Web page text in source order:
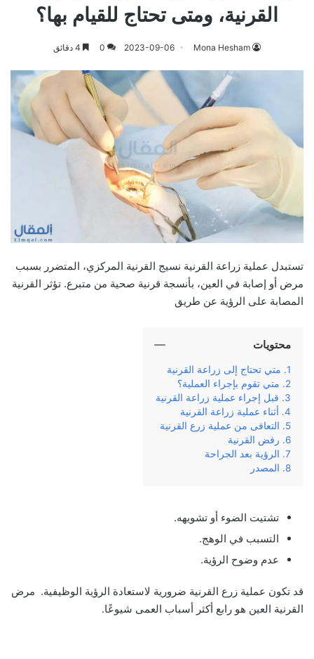
القرنية، ومتى تحتاج للقيام بها؟
Mona Hesham
2023-09-06
0
تستبدل عملية زراعة القرنية نسيج القرنية المركزي، المتضرر بسبب
مرض أو إصابة في العين، بأنسجة قرنية صحية من متبرع. تؤثر القرنية
المصابة على الرؤية عن طريق
محتويات
متي تحتاج إلى زراعة القرنية
متي تقوم بإجراء العملية؟
قبل إجراء عملية زراعة القرنية
أثناء عملية زراعة القرنية
التعافى من عملية زرع القرنية
رفض القرنية
الرؤية بعد الجراحة
المصدر
تشتيت الضوء أو تشويهه.
التسبب في الوهج.
عدم وضوح الرؤية.
قد تكون عملية زرع القرنية ضرورية لاستعادة الرؤية الوظيفية. مرض
القرنية العين هو رابع أكثر أسباب العمى شيوعًا.